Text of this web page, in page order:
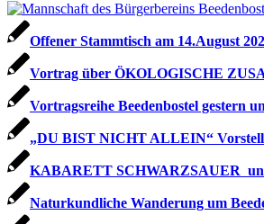
Offener Stammtisch am 14.August
Vortrag über ÖKOLOGISCHE
Vortragsreihe Beedenbostel gestern
„DU BIST NICHT ALLEIN“
KABARETT SCHWARZSAUER
Naturkundliche Wanderung um